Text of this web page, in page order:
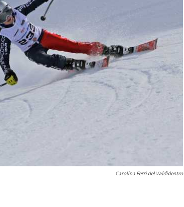
Carolina Ferri del Valdidentro